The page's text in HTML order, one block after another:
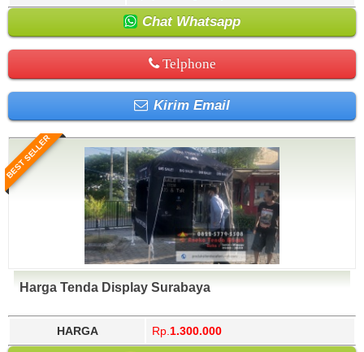
Chat Whatsapp
Telphone
Kirim Email
BEST SELLER
Harga Tenda Display Surabaya
HARGA Rp. 1.300.000